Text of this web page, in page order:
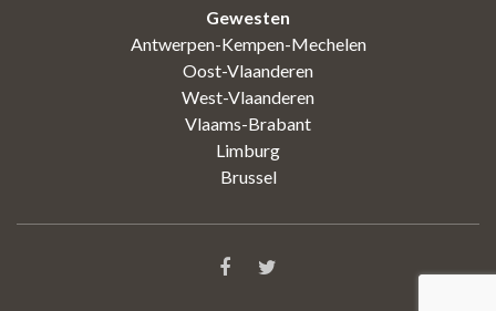
Gewesten
Antwerpen-Kempen-Mechelen
Oost-Vlaanderen
West-Vlaanderen
Vlaams-Brabant
Limburg
Brussel